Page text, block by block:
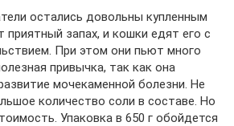
остались довольны купленным
приятный запах, и кошки едят его с
При этом они пьют много
привычка, так как она
мочекаменной болезни. Не
количество соли в составе. Но
Упаковка в 650 г обойдется